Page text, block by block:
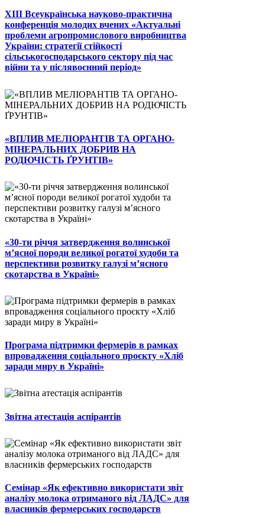
ХІІІ Всеукраїнська науково-практична
конференція молодих вчених «Актуальні
проблеми агропромислового виробництва
України: стратегії стійкості
сільськогосподарського сектору під час
війни та у післявоєнний період»
«ВПЛИВ МЕЛІОРАНТІВ ТА ОРГАНО-
МІНЕРАЛЬНИХ ДОБРИВ НА
РОДЮЧІСТЬ ҐРУНТІВ»
«30-ти річчя затвердження волинської
м’ясної породи великої рогатої худоби та
перспективи розвитку галузі м’ясного
скотарства в Україні»
Програма підтримки фермерів в рамках
впровадження соціального проєкту «Хліб
заради миру в Україні»
Звітна атестація аспірантів
Семінар «Як ефективно використати звіт
аналізу молока отриманого від ЛАДС» для
власників фермерських господарств